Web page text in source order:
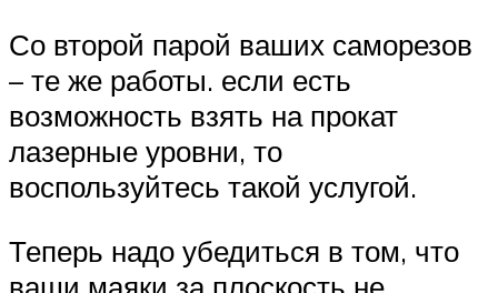
Со второй парой ваших саморезов
– те же работы. если есть
возможность взять на прокат
лазерные уровни, то
воспользуйтесь такой услугой.
Теперь надо убедиться в том, что